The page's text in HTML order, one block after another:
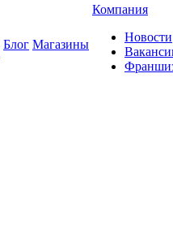
Блог Магазины
Компания
Новости